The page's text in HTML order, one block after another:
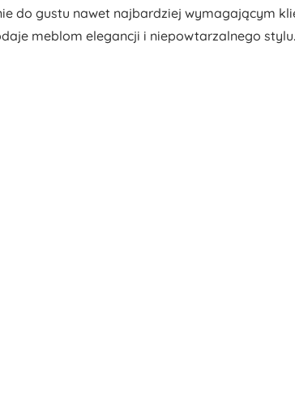
do gustu nawet najbardziej wymagającym
meblom elegancji i niepowtarzalnego